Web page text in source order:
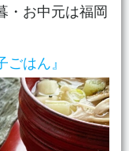
・お中元は福岡
はん』